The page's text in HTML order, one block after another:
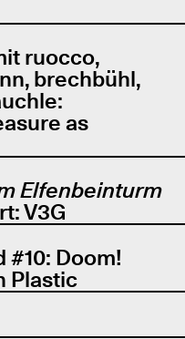
ruocco,
brechbühl,
as
Elfenbeinturm
V3G
#10: Doom!
Plastic